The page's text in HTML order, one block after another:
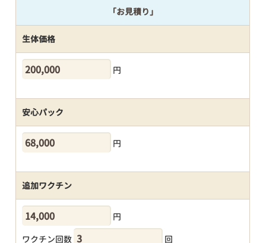
「お見積り」
生体価格
円
安心パック
円
追加ワクチン
円
ワクチン回数
回